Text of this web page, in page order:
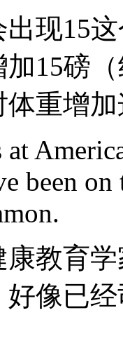
现15
15磅
重增
at
been
教育
像已